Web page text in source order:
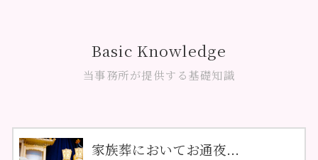
Basic Knowledge
当事務所が提供する基礎知識
家族葬においてお通夜...